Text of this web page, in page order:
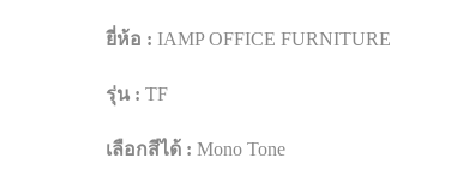
ยี่ห้อ : IAMP OFFICE FURNITURE
รุ่น : TF
เลือกสีได้ : Mono Tone